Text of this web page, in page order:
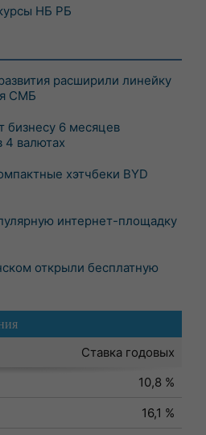
НБ РБ
расширили линейку
СМБ
бизнесу 6 месяцев
4 валютах
хэтчбеки BYD
интернет-площадку
открыли бесплатную
Ставка годовых
10,8 %
16,1 %